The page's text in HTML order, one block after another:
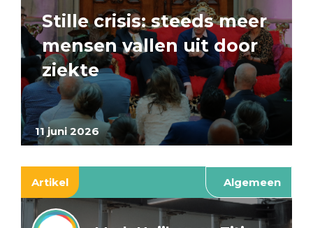
11 juni 2026
Stille crisis: steeds meer
mensen vallen uit door
ziekte
Artikel Algemeen